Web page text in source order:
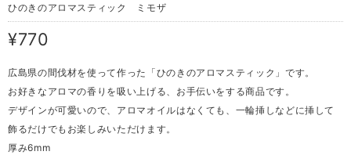
ひのきのアロマスティック ミモザ
¥770
広島県の間伐材を使って作った「ひのきのアロマスティック」です。
お好きなアロマの香りを吸い上げる、お手伝いをする商品です。
デザインが可愛いので、アロマオイルはなくても、一輪挿しなどに挿して
飾るだけでもお楽しみいただけます。
厚み6mm